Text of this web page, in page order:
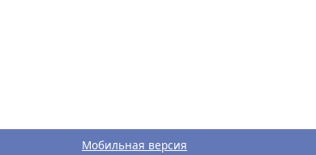
Мобильная версия